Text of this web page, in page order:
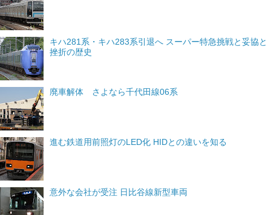
キハ281系・キハ283系引退へ スーパー特急挑戦と妥協と
挫折の歴史
廃車解体 さよなら千代田線06系
進む鉄道用前照灯のLED化 HIDとの違いを知る
意外な会社が受注 日比谷線新型車両